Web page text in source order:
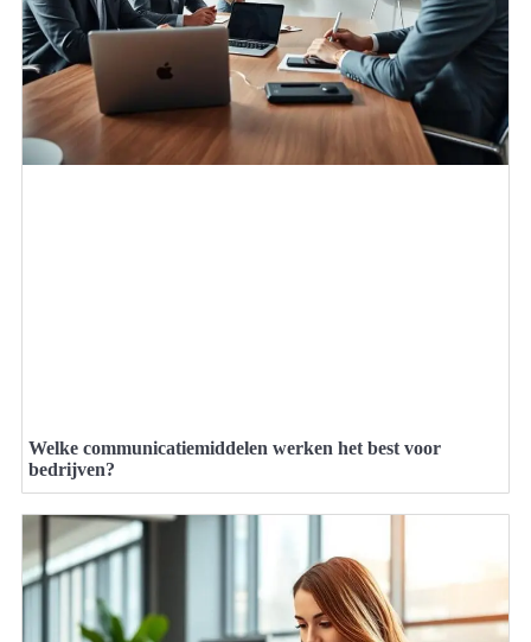
Welke communicatiemiddelen werken het best voor
bedrijven?